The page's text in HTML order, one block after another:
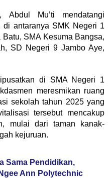
Abdul Mu’ti mendatangi
di antaranya SMK Negeri 1
SMA Kesuma Bangsa,
SD Negeri 9 Jambo Aye,
di SMA Negeri 1
meresmikan ruang
sekolah tahun 2025 yang
tersebut mencakup
mulai dari taman kanak-
kejuruan.
Sama Pendidikan,
Ann Polytechnic